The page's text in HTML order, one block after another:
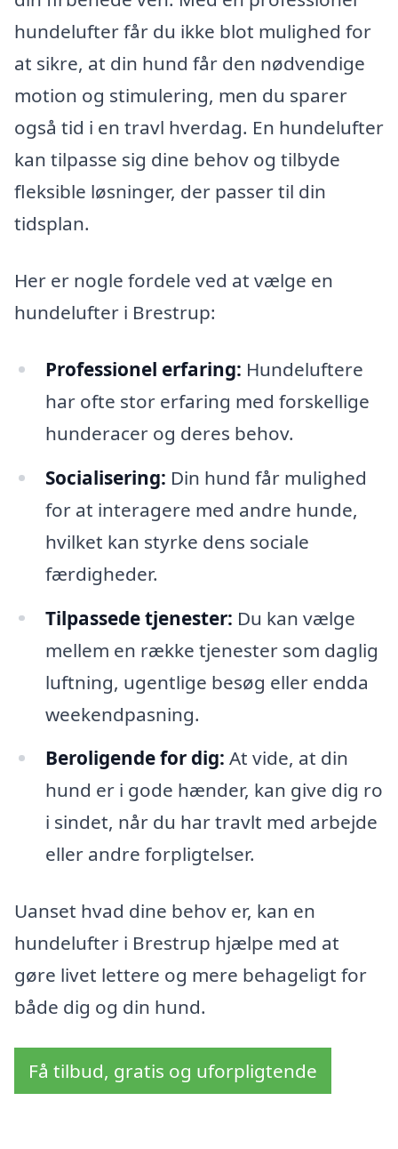
hundelufter får du ikke blot mulighed for
at sikre, at din hund får den nødvendige
motion og stimulering, men du sparer
også tid i en travl hverdag. En hundelufter
kan tilpasse sig dine behov og tilbyde
fleksible løsninger, der passer til din
tidsplan.
Her er nogle fordele ved at vælge en
hundelufter i Brestrup:
Professionel erfaring: Hundeluftere
har ofte stor erfaring med forskellige
hunderacer og deres behov.
Socialisering: Din hund får mulighed
for at interagere med andre hunde,
hvilket kan styrke dens sociale
færdigheder.
Tilpassede tjenester: Du kan vælge
mellem en række tjenester som daglig
luftning, ugentlige besøg eller endda
weekendpasning.
Beroligende for dig: At vide, at din
hund er i gode hænder, kan give dig ro
i sindet, når du har travlt med arbejde
eller andre forpligtelser.
Uanset hvad dine behov er, kan en
hundelufter i Brestrup hjælpe med at
gøre livet lettere og mere behageligt for
både dig og din hund.
Få tilbud, gratis og uforpligtende